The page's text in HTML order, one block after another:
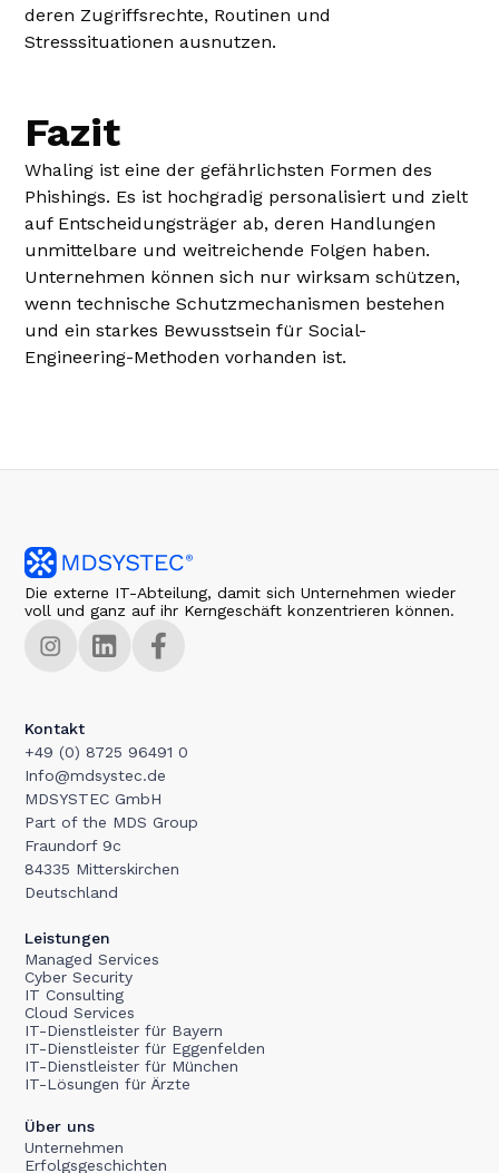
deren Zugriffsrechte, Routinen und
Stresssituationen ausnutzen.
Fazit
Whaling ist eine der gefährlichsten Formen des
Phishings. Es ist hochgradig personalisiert und zielt
auf Entscheidungsträger ab, deren Handlungen
unmittelbare und weitreichende Folgen haben.
Unternehmen können sich nur wirksam schützen,
wenn technische Schutzmechanismen bestehen
und ein starkes Bewusstsein für Social-
Engineering-Methoden vorhanden ist.
Die externe IT-Abteilung, damit sich Unternehmen wieder
voll und ganz auf ihr Kerngeschäft konzentrieren können.
Kontakt
+49 (0) 8725 96491 0
Info@mdsystec.de
MDSYSTEC GmbH
Part of the MDS Group
Fraundorf 9c
84335 Mitterskirchen
Deutschland
Leistungen
Managed Services
Cyber Security
IT Consulting
Cloud Services
IT-Dienstleister für Bayern
IT-Dienstleister für Eggenfelden
IT-Dienstleister für München
IT-Lösungen für Ärzte
Über uns
Unternehmen
Erfolgsgeschichten